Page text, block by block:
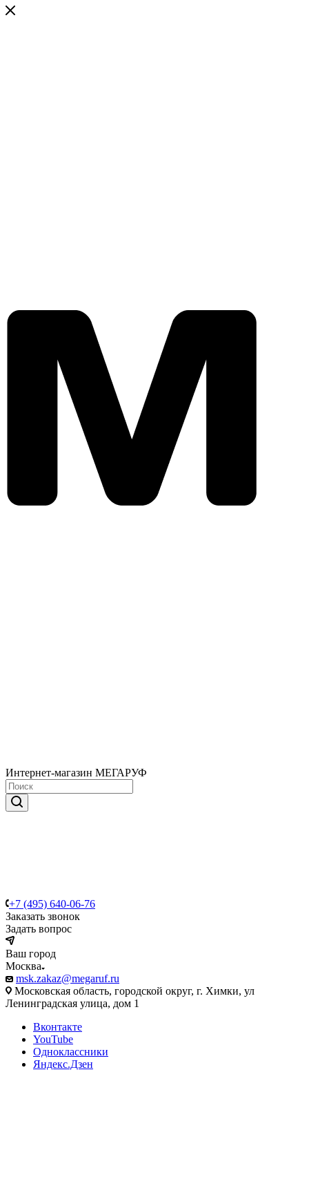
Интернет-магазин МЕГАРУФ
+7 (495) 640-06-76
Заказать звонок
Задать вопрос
Ваш город
Москва
msk.zakaz@megaruf.ru
Московская область, городской округ, г. Химки, ул
Ленинградская улица, дом 1
Вконтакте
YouTube
Одноклассники
Яндекс.Дзен